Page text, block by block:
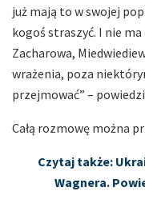
już mają to w swojej
kogoś straszyć. I nie ma
Zacharowa,
wrażenia, poza
przejmować” –
Całą rozmowę można
Czytaj także:
Wagnera.